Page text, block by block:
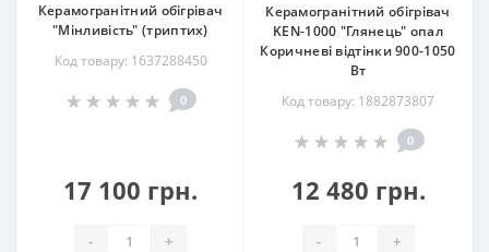
Керамогранітний обігрівач
"Мінливість" (триптих)
Код товару: 1637288450
0
17 100 грн.
- +
Керамогранітний обігрівач
KEN-1000 "Глянець" опал
Коричневі відтінки 900-1050
Вт
Код товару: 1882873807
0
12 480 грн.
- +